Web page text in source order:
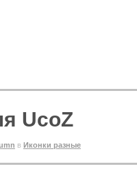
UcoZ
в Иконки разные